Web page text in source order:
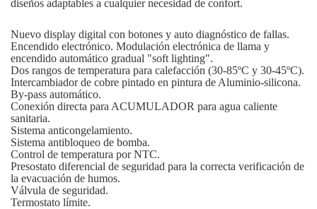
diseños adaptables a cualquier necesidad de confort.
Nuevo display digital con botones y auto diagnóstico de fallas.
Encendido electrónico. Modulación electrónica de llama y
encendido automático gradual "soft lighting".
Dos rangos de temperatura para calefacción (30-85ºC y 30-45ºC).
Intercambiador de cobre pintado en pintura de Aluminio-silicona.
By-pass automático.
Conexión directa para ACUMULADOR para agua caliente
sanitaria.
Sistema anticongelamiento.
Sistema antibloqueo de bomba.
Control de temperatura por NTC.
Presostato diferencial de seguridad para la correcta verificación de
la evacuación de humos.
Válvula de seguridad.
Termostato límite.